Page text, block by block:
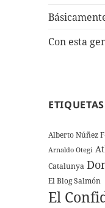
Con esta
ETIQUETAS
Alberto Núñez
Arnaldo Otegi
Catalunya
El Blog Salmón
El